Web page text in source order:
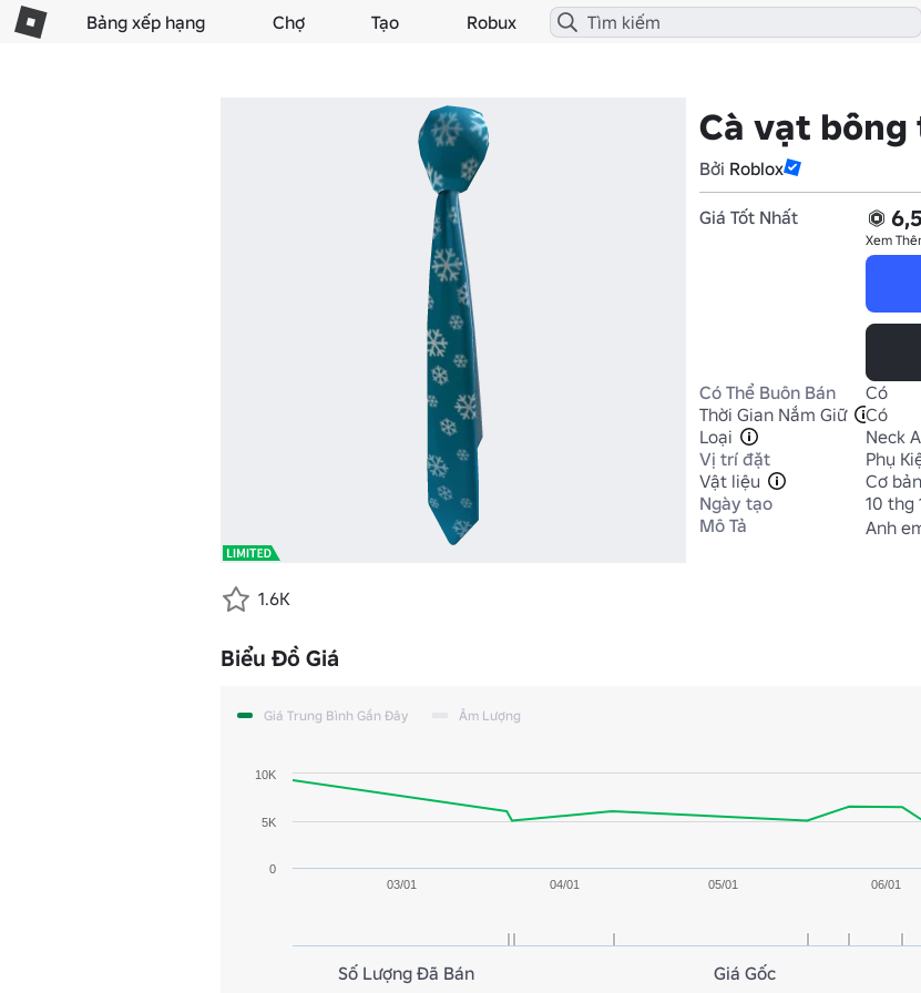
Bảng xếp hạng Chợ Tạo Robux
Cà vạt
Bởi Roblox
Giá Tốt Nhất
Xem
Có Thể Buôn Bán
Có
Thời Gian Nắm Giữ
Có
Loại
Neck
Vị trí đặt
Phụ
Vật liệu
Cơ bản
Ngày tạo
10 thg
Mô Tả
Anh
1.6K
Biểu Đồ Giá
Giá Trung Bình Gần Đây Âm Lượng
03/01 04/01 05/01 06/01
0
5K
10K
Số Lượng Đã Bán Giá Gốc